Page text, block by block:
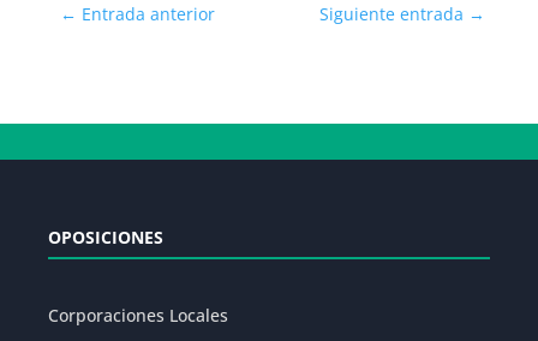
← Entrada anterior Siguiente entrada →
OPOSICIONES
Corporaciones Locales